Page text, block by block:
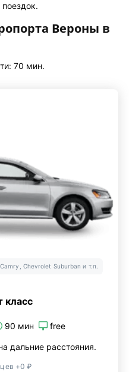
Вероны в
70 мин.
Chevrolet Suburban и т.п.
класс
90 мин free
дальние расстояния.
+0 ₽